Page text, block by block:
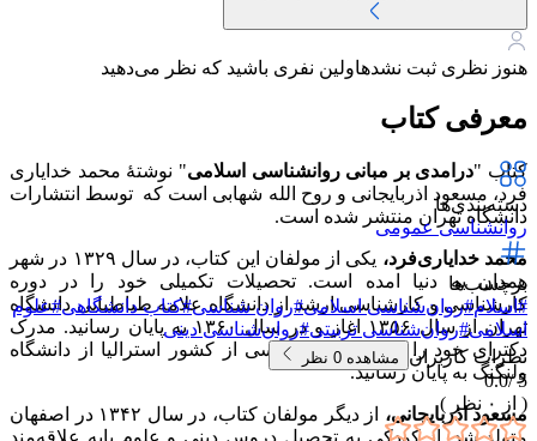
هنوز نظری ثبت نشدهاولین نفری باشید که نظر می‌دهید
معرفی کتاب
کتاب "درامدی بر مبانی روانشناسی اسلامی" نوشتهٔ محمد خدایاری
فرد، مسعود اذربایجانی و روح الله شهابی است که توسط انتشارات
دانشگاه تهران منتشر شده است.
محمد خدایاری‌فرد،
یکی از مولفان این کتاب، در سال ۱۳۲۹ در شهر
همدان به دنیا امده است. تحصیلات تکمیلی خود را در دوره
کارشناسی و کارشناسی ارشد از دانشگاه علامه طباطبایی دانشگاه
تهران از سال ۱۳۵۶ اغاز و در سال ۱۳۶۰ به پایان رسانید. مدرک
دکترای خود را در رشته رواشناسی از کشور استرالیا از دانشگاه
ولنگنگ به پایان رسانید.
مسعود اذربایجانی،
از دیگر مولفان کتاب، در سال ۱۳۴۲ در اصفهان
دسته‌بندی‌ها
روانشناسی عمومی
برچسب‌ها
#اسلام#روان‌شناسی اسلامی#روان شناسی#کتاب دانشگاهی#علوم
اسلامی#روان‌شناسی تربیتی#روان‌شناسی دینی
نظرات کاربران
مشاهده 0 نظر
5 /
0.0
( از
۰ نظر )